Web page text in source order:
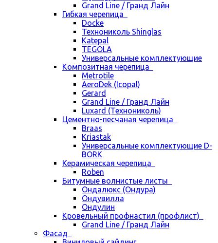
Grand Line / Гранд Лайн
Гибкая черепица
Docke
Технониколь Shinglas
Katepal
TEGOLA
Универсальные комплектующие
Композитная черепица
Metrotile
AeroDek (Icopal)
Gerard
Grand Line / Гранд Лайн
Luxard (Технониколь)
Цементно-песчаная черепица
Braas
Kriastak
Универсальные комплектующие D-
BORK
Керамическая черепица
Roben
Битумные волнистые листы
Ондалюкс (Ондура)
Ондувилла
Ондулин
Кровельный профнастил (профлист)
Grand Line / Гранд Лайн
Фасад